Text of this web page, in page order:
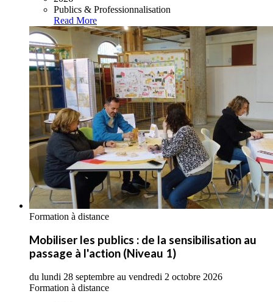
Publics & Professionnalisation
Read More
Formation à distance
Mobiliser les publics : de la sensibilisation au
passage à l'action (Niveau 1)
du lundi 28 septembre au vendredi 2 octobre 2026
Formation à distance